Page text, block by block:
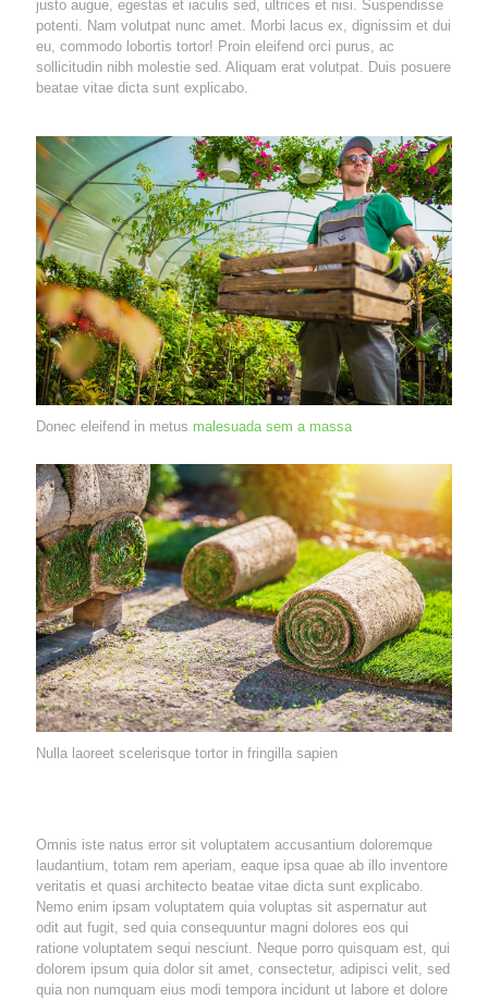
justo augue, egestas et iaculis sed, ultrices et nisi. Suspendisse
potenti. Nam volutpat nunc amet. Morbi lacus ex, dignissim et dui
eu, commodo lobortis tortor! Proin eleifend orci purus, ac
sollicitudin nibh molestie sed. Aliquam erat volutpat. Duis posuere
beatae vitae dicta sunt explicabo.
Donec eleifend in metus malesuada sem a massa
Nulla laoreet scelerisque tortor in fringilla sapien
Omnis iste natus error sit voluptatem accusantium doloremque
laudantium, totam rem aperiam, eaque ipsa quae ab illo inventore
veritatis et quasi architecto beatae vitae dicta sunt explicabo.
Nemo enim ipsam voluptatem quia voluptas sit aspernatur aut
odit aut fugit, sed quia consequuntur magni dolores eos qui
ratione voluptatem sequi nesciunt. Neque porro quisquam est, qui
dolorem ipsum quia dolor sit amet, consectetur, adipisci velit, sed
quia non numquam eius modi tempora incidunt ut labore et dolore